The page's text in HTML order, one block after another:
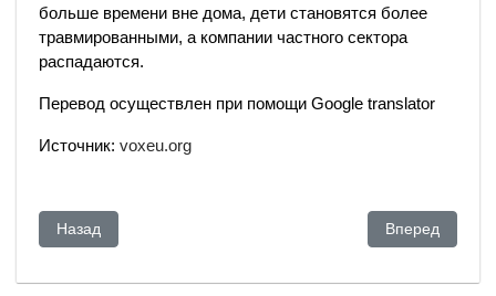
больше времени вне дома, дети становятся более
травмированными, а компании частного сектора
распадаются.
Перевод осуществлен при помощи Google translator
Источник: voxeu.org
Предыдущий: Европарламент проголосовал за полное и
Назад Следующий:
Вперед